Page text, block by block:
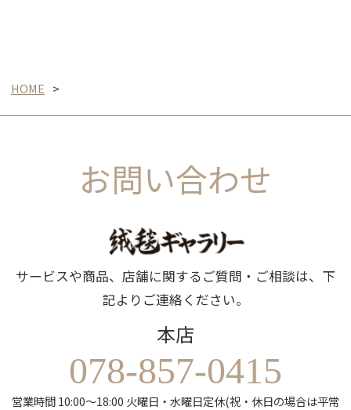
HOME
お問い合わせ
サービスや商品、店舗に関するご質問・ご相談は、下
記よりご連絡ください。
本店
078-857-0415
営業時間 10:00～18:00 火曜日・水曜日定休(祝・休日の場合は平常